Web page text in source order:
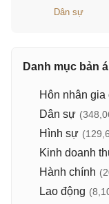
Dân sự
Danh mục bản
Hôn nhân gia
Dân sự
Hình sự
Kinh doanh
Hành chính
Lao động